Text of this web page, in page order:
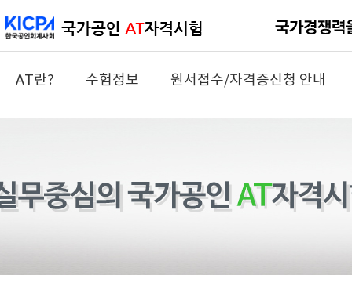
AT란? 수험정보 원서접수/자격증신청 안내